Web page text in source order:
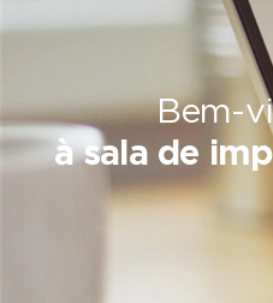
Bem-
à sala de